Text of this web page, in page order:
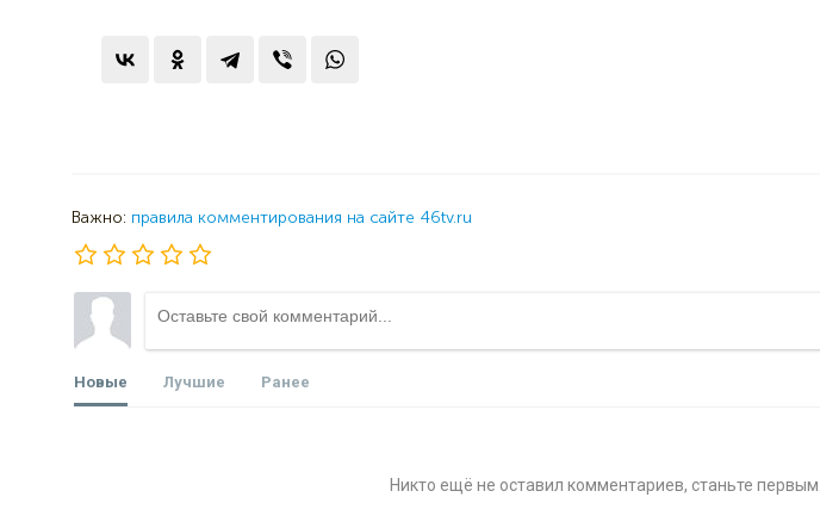
Важно: правила комментирования на сайте 46tv.ru
Новые Лучшие Ранее
Никто ещё не оставил комментариев, станьте первым.